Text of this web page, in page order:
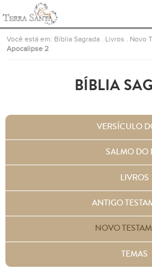
Ir para a página inicial
Você está em: Bíblia Sagrada Livros Novo
Apocalipse 2
BÍBLIA
VERSÍCULO
SALMO DO
LIVROS
ANTIGO
NOVO
TEMAS